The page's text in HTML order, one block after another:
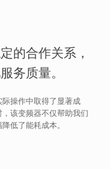
的合作关系，
务质量。
操作中取得了显著成
该变频器不仅帮助我们
低了能耗成本。